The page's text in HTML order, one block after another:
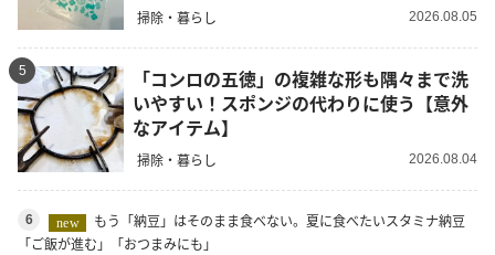
掃除・暮らし 2026.08.05
5
「コンロの五徳」の複雑な形も隅々まで洗
いやすい！スポンジの代わりに使う【意外
なアイテム】
掃除・暮らし 2026.08.04
6 new
もう「納豆」はそのまま食べない。夏に食べたいスタミナ納豆
「ご飯が進む」「おつまみにも」